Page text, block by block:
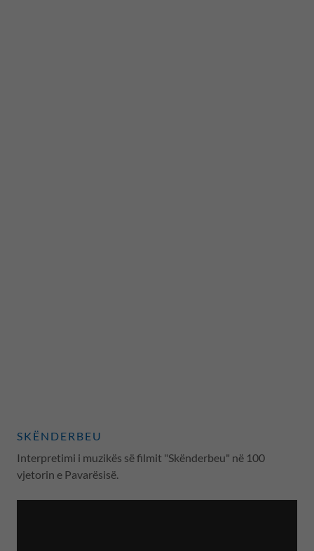
SKËNDERBEU
Interpretimi i muzikës së filmit "Skënderbeu" në 100
vjetorin e Pavarësisë.